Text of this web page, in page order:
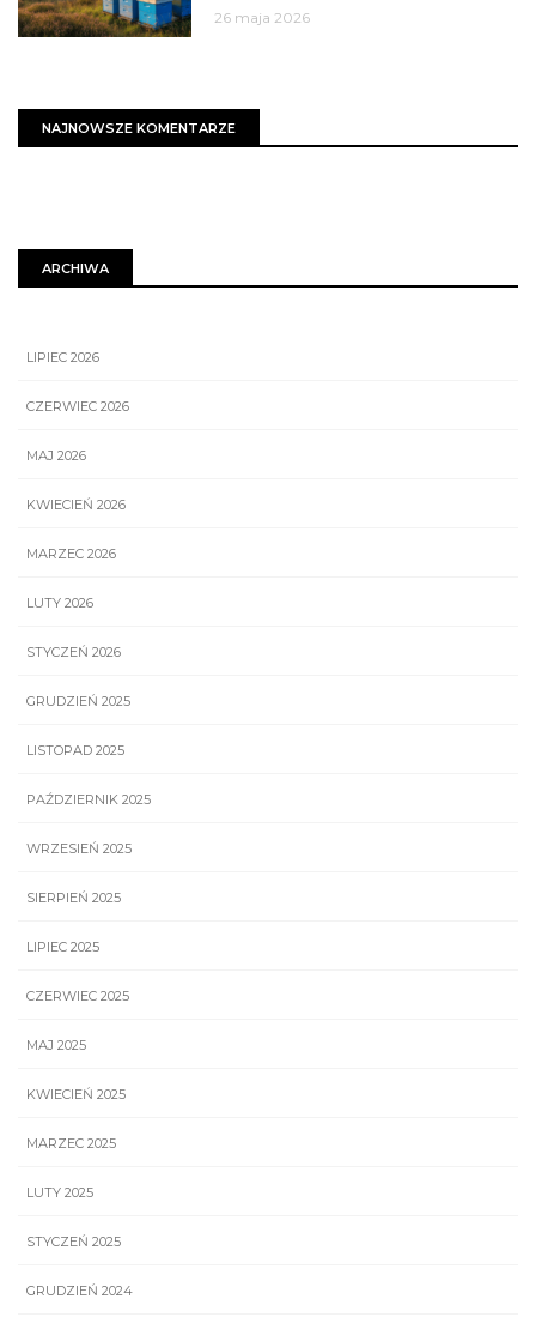
26 maja 2026
NAJNOWSZE KOMENTARZE
ARCHIWA
LIPIEC 2026
CZERWIEC 2026
MAJ 2026
KWIECIEŃ 2026
MARZEC 2026
LUTY 2026
STYCZEŃ 2026
GRUDZIEŃ 2025
LISTOPAD 2025
PAŹDZIERNIK 2025
WRZESIEŃ 2025
SIERPIEŃ 2025
LIPIEC 2025
CZERWIEC 2025
MAJ 2025
KWIECIEŃ 2025
MARZEC 2025
LUTY 2025
STYCZEŃ 2025
GRUDZIEŃ 2024